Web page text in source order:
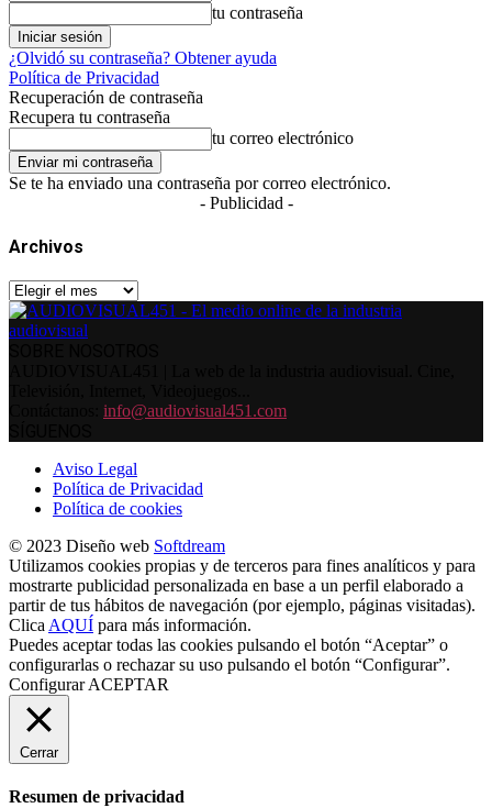
tu contraseña
¿Olvidó su contraseña? Obtener ayuda
Política de Privacidad
Recuperación de contraseña
Recupera tu contraseña
tu correo electrónico
Se te ha enviado una contraseña por correo electrónico.
- Publicidad -
Archivos
Archivos
info@audiovisual451.com
Aviso Legal
Política de Privacidad
Política de cookies
© 2023 Diseño web Softdream
Utilizamos cookies propias y de terceros para fines analíticos y para
mostrarte publicidad personalizada en base a un perfil elaborado a
partir de tus hábitos de navegación (por ejemplo, páginas visitadas).
Clica AQUÍ para más información.
Puedes aceptar todas las cookies pulsando el botón “Aceptar” o
configurarlas o rechazar su uso pulsando el botón “Configurar”.
Configurar ACEPTAR
Cerrar
Resumen de privacidad